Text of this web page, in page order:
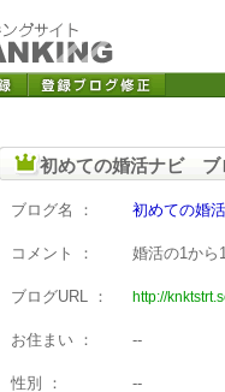
初めての婚活ナビ ブ
ブログ名 ： 初めての婚
コメント ： 婚活の1から
ブログURL ： http://
お住まい ： --
性別 ： --